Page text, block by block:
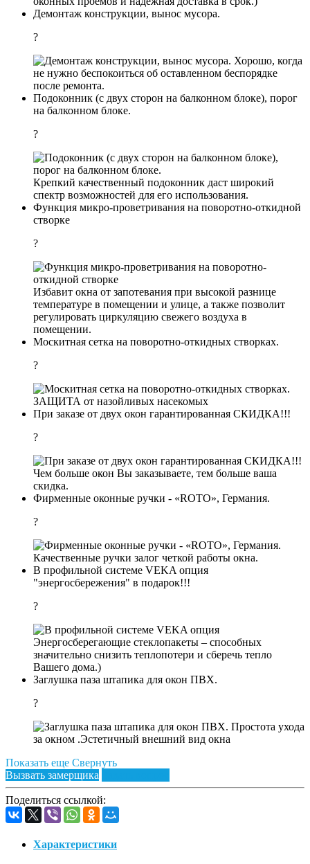
Демонтаж конструкции, вынос мусора.
?
Хорошо, когда
не нужно беспокоиться об оставленном беспорядке
после ремонта.
Подоконник (с двух сторон на балконном блоке), порог
на балконном блоке.
?
Крепкий качественный подоконник даст широкий
спектр возможностей для его использования.
Функция микро-проветривания на поворотно-откидной
створке
?
Избавит окна от запотевания при высокой разнице
температуре в помещении и улице, а также позволит
регулировать циркуляцию свежего воздуха в
помещении.
Москитная сетка на поворотно-откидных створках.
?
ЗАЩИТА от назойливых насекомых
При заказе от двух окон гарантированная СКИДКА!!!
?
Чем больше окон Вы заказываете, тем больше ваша
скидка.
Фирменные оконные ручки - «ROTO», Германия.
?
Качественные ручки залог четкой работы окна.
В профильной системе VEKA опция
"энергосбережения" в подарок!!!
?
Энергосберегающие стеклопакеты – способных
значительно снизить теплопотери и сберечь тепло
Вашего дома.)
Заглушка паза штапика для окон ПВХ.
?
Простота ухода
за окном .Эстетичный внешний вид окна
Показать еще Свернуть
Вызвать замерщика
Поделиться ссылкой:
Характеристики